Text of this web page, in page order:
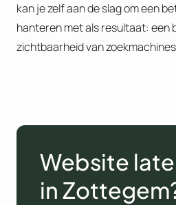
kan je zelf aan de slag om een
hanteren met als resultaat: een
zichtbaarheid van
Website
in